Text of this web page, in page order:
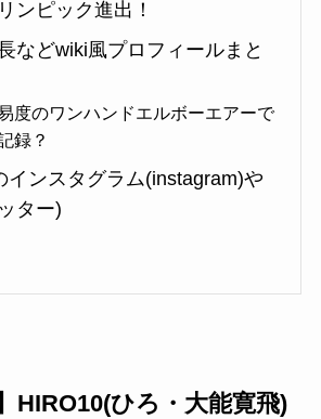
ンピック進出！
などwiki風プロフィールまと
度のワンハンドエルボーエアーで
録？
インスタグラム(instagram)や
ター)
HIRO10(ひろ・大能寛飛)